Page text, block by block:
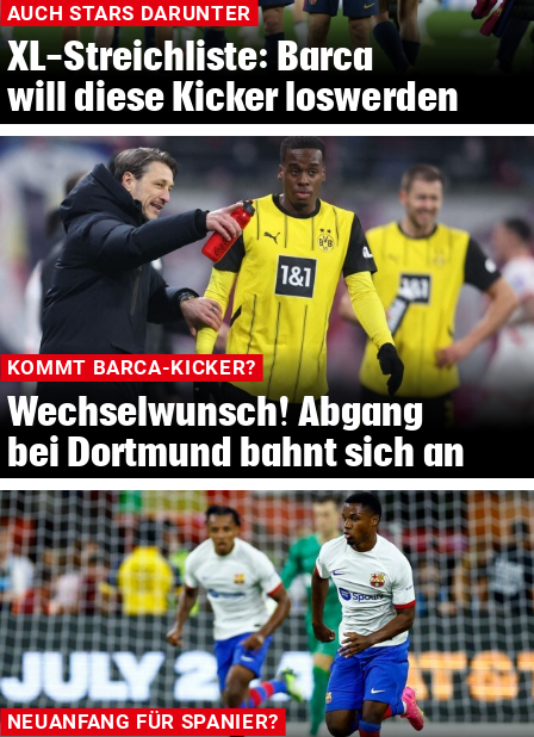
AUCH STARS DARUNTER
XL-Streichliste: Barca
will diese Kicker loswerden
KOMMT BARCA-KICKER?
Wechselwunsch! Abgang
bei Dortmund bahnt sich an
NEUANFANG FÜR SPANIER?